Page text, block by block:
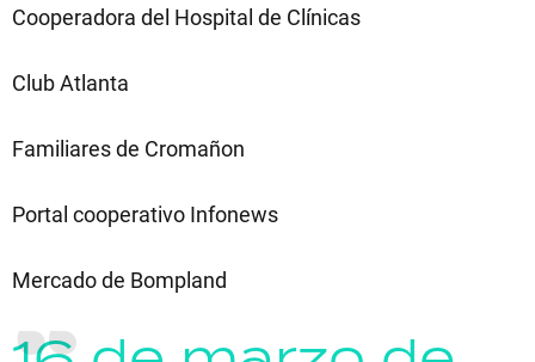
Cooperadora del Hospital de Clínicas
Club Atlanta
Familiares de Cromañon
Portal cooperativo Infonews
Mercado de Bompland